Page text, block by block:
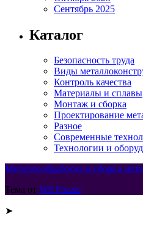
Сентябрь 2025
Каталог
Безопасность труда
Виды
Контроль качества
Материалы и сплавы
Монтаж и сборка
Проектирование
Разное
Современные
Технологии и
Металлообработка и сборка
Тема от WP Puzzle
➤